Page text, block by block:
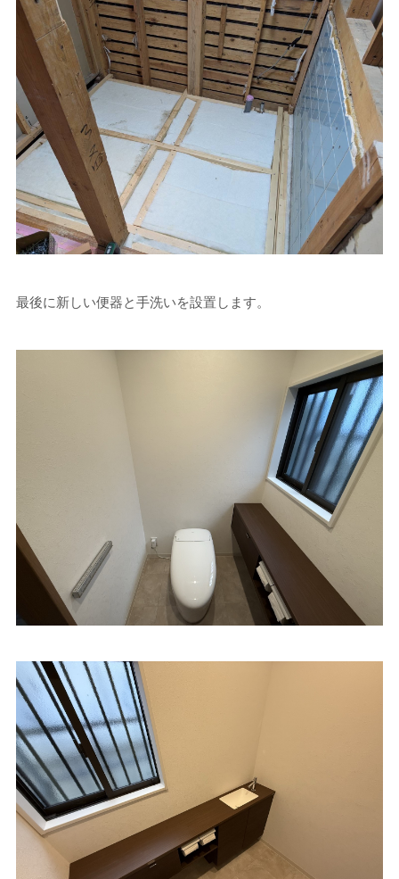
最後に新しい便器と手洗いを設置します。